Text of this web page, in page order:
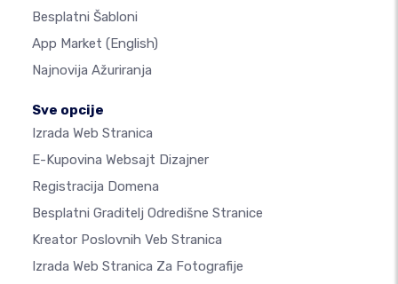
Besplatni Šabloni
App Market (English)
Najnovija Ažuriranja
Sve opcije
Izrada Web Stranica
E-Kupovina Websajt Dizajner
Registracija Domena
Besplatni Graditelj Odredišne Stranice
Kreator Poslovnih Veb Stranica
Izrada Web Stranica Za Fotografije